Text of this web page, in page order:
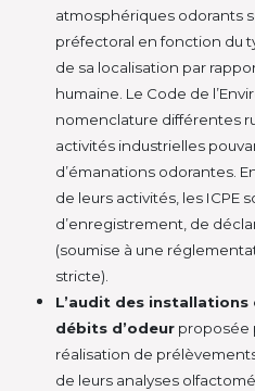
atmosphériques odorants
préfectoral en fonction du
de sa localisation par
humaine. Le Code de
nomenclature différentes
activités industrielles
d’émanations odorantes.
de leurs activités, les ICPE
d’enregistrement, de
(soumise à une
stricte).
L’audit des
débits d’odeur proposée
réalisation de
de leurs analyses